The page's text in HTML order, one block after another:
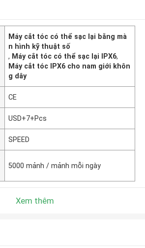
Máy cắt tóc có thể sạc lại bằng mà
n hình kỹ thuật số
, Máy cắt tóc có thể sạc lại IPX6,
Máy cắt tóc IPX6 cho nam giới khôn
g dây
CE
USD+7+Pcs
SPEED
5000 mảnh / mảnh mỗi ngày
Xem thêm